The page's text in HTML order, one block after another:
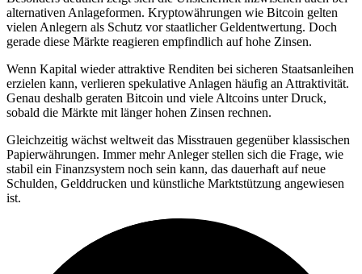
alternativen Anlageformen. Kryptowährungen wie Bitcoin gelten
vielen Anlegern als Schutz vor staatlicher Geldentwertung. Doch
gerade diese Märkte reagieren empfindlich auf hohe Zinsen.
Wenn Kapital wieder attraktive Renditen bei sicheren Staatsanleihen
erzielen kann, verlieren spekulative Anlagen häufig an Attraktivität.
Genau deshalb geraten Bitcoin und viele Altcoins unter Druck,
sobald die Märkte mit länger hohen Zinsen rechnen.
Gleichzeitig wächst weltweit das Misstrauen gegenüber klassischen
Papierwährungen. Immer mehr Anleger stellen sich die Frage, wie
stabil ein Finanzsystem noch sein kann, das dauerhaft auf neue
Schulden, Gelddrucken und künstliche Marktstützung angewiesen
ist.